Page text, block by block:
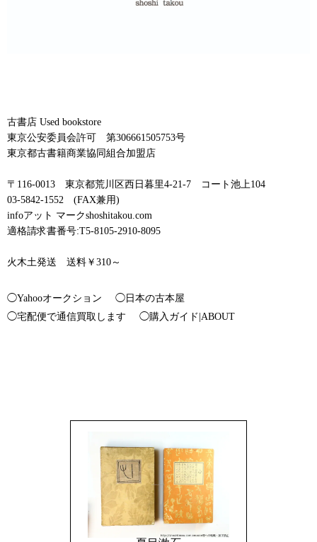
古書店 Used bookstore
東京公安委員会許可 第306661505753号
東京都古書籍商業協同組合加盟店
〒116-0013 東京都荒川区西日暮里4-21-7 コート池上104
03-5842-1552 (FAX兼用)
infoアット マークshoshitakou.com
適格請求書番号:T5-8105-2910-8095
火木土発送 送料￥310～
◯Yahooオークション
◯日本の古本屋
◯宅配便で通信買取します
◯購入ガイド|ABOUT